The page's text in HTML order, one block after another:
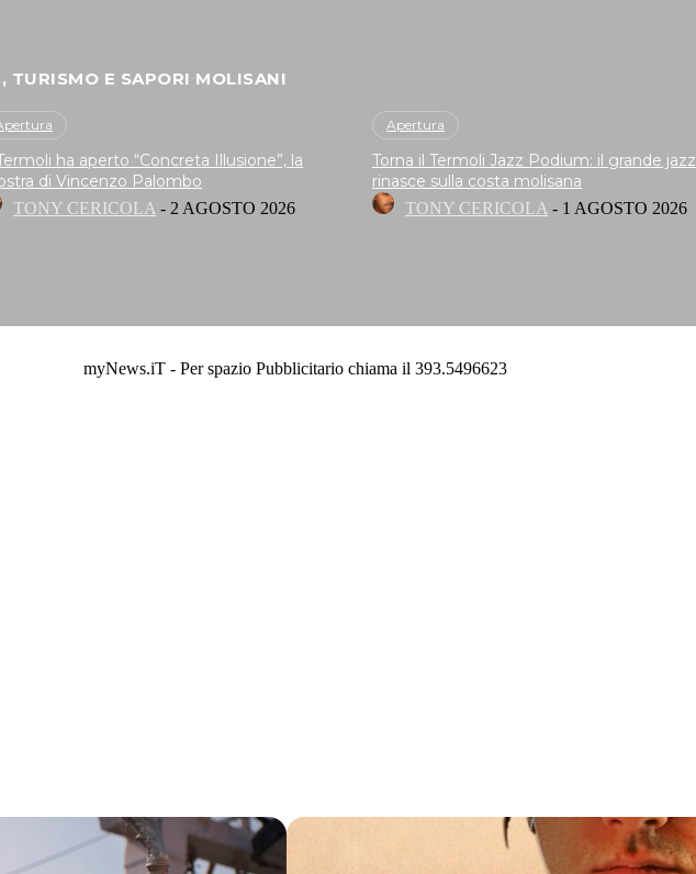
TURISMO E SAPORI MOLISANI
ha aperto “Concreta Illusione”, la
di Vincenzo Palombo
TONY CERICOLA - 2 AGOSTO 2026
Apertura
Torna il Termoli Jazz Podium: il grande jazz
rinasce sulla costa molisana
TONY CERICOLA - 1 AGOSTO 2026
myNews.iT - Per spazio Pubblicitario chiama il 393.5496623